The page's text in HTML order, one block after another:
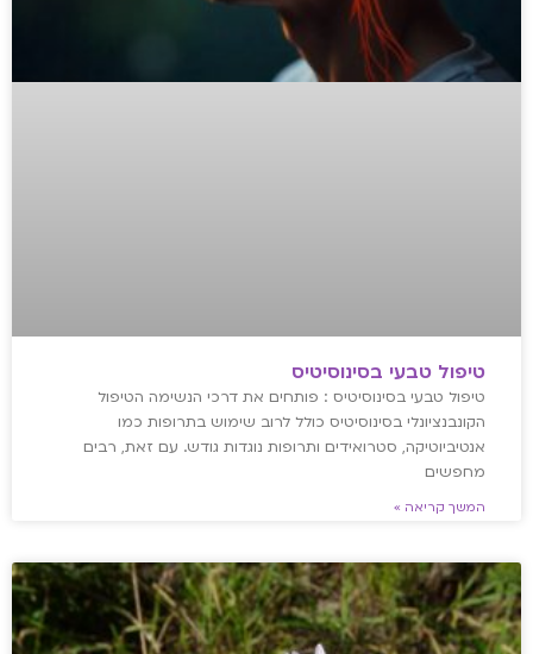
טיפול טבעי בסינוסיטיס
טיפול טבעי בסינוסיטיס : פותחים את דרכי הנשימה הטיפול
הקונבנציונלי בסינוסיטיס כולל לרוב שימוש בתרופות כמו
אנטיביוטיקה, סטרואידים ותרופות נוגדות גודש. עם זאת, רבים
מחפשים
המשך קריאה »